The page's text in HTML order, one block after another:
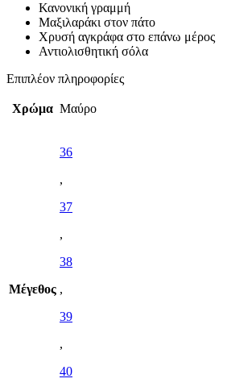
Κανονική γραμμή
Μαξιλαράκι στον πάτο
Χρυσή αγκράφα στο επάνω μέρος
Αντιολισθητική σόλα
Επιπλέον πληροφορίες
Χρώμα Μαύρο
Μέγεθος
36
,
37
,
38
,
39
,
40